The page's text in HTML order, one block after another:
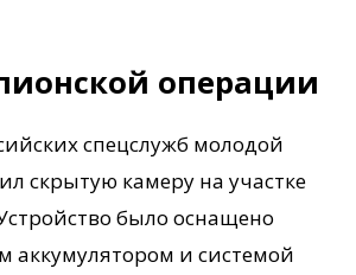
операции
спецслужб молодой
скрытую камеру на участке
было оснащено
аккумулятором и системой